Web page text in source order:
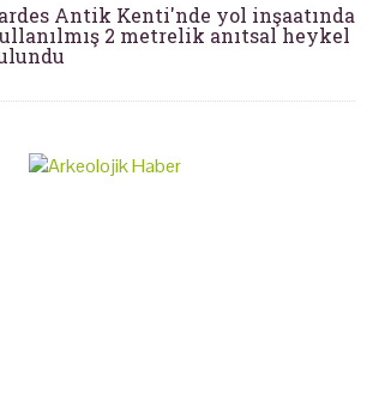
Antik Kenti'nde yol inşaatında
2 metrelik anıtsal heykel